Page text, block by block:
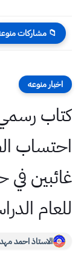
📁 مشاركات
اخبار منوعه
كتاب رسمي
احتساب
غائبين
للعام
الاستاذ احمد